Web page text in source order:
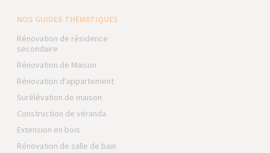
NOS GUIDES THÉMATIQUES
Rénovation de résidence
secondaire
Rénovation de Maison
Rénovation d'appartement
Surélévation de maison
Construction de véranda
Extension en bois
Rénovation de salle de bain